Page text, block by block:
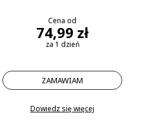
Cena od
74,99 zł
za 1 dzień
ZAMAWIAM
Dowiedz się więcej